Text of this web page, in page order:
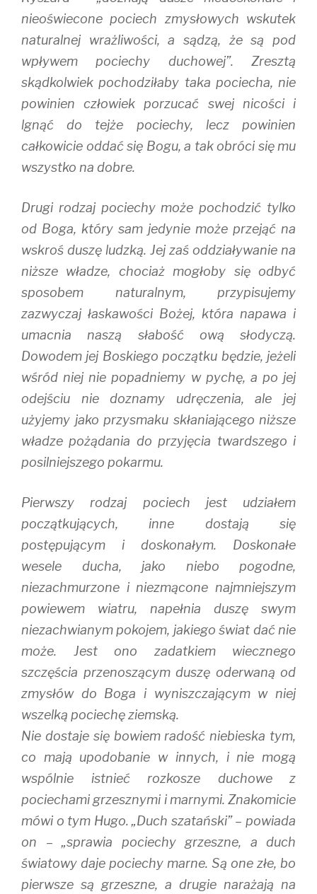
nieoświecone pociech zmysłowych wskutek
naturalnej wrażliwości, a sądzą, że są pod
wpływem pociechy duchowej”. Zresztą
skądkolwiek pochodziłaby taka pociecha, nie
powinien człowiek porzucać swej nicości i
lgnąć do tejże pociechy, lecz powinien
całkowicie oddać się Bogu, a tak obróci się mu
wszystko na dobre.
Drugi rodzaj pociechy może pochodzić tylko
od Boga, który sam jedynie może przejąć na
wskroś duszę ludzką. Jej zaś oddziaływanie na
niższe władze, chociaż mogłoby się odbyć
sposobem naturalnym, przypisujemy
zazwyczaj łaskawości Bożej, która napawa i
umacnia naszą słabość ową słodyczą.
Dowodem jej Boskiego początku będzie, jeżeli
wśród niej nie popadniemy w pychę, a po jej
odejściu nie doznamy udręczenia, ale jej
użyjemy jako przysmaku skłaniającego niższe
władze pożądania do przyjęcia twardszego i
posilniejszego pokarmu.
Pierwszy rodzaj pociech jest udziałem
początkujących, inne dostają się
postępującym i doskonałym. Doskonałe
wesele ducha, jako niebo pogodne,
niezachmurzone i niezmącone najmniejszym
powiewem wiatru, napełnia duszę swym
niezachwianym pokojem, jakiego świat dać nie
może. Jest ono zadatkiem wiecznego
szczęścia przenoszącym duszę oderwaną od
zmysłów do Boga i wyniszczającym w niej
wszelką pociechę ziemską.
Nie dostaje się bowiem radość niebieska tym,
co mają upodobanie w innych, i nie mogą
wspólnie istnieć rozkosze duchowe z
pociechami grzesznymi i marnymi. Znakomicie
mówi o tym Hugo. „Duch szatański” – powiada
on – „sprawia pociechy grzeszne, a duch
światowy daje pociechy marne. Są one złe, bo
pierwsze są grzeszne, a drugie narażają na